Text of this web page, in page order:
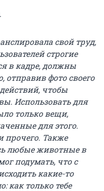
свой труд,
строгие
в кадре, должны
фото своего
чтобы
Использовать для
только вещи,
для этого.
прочего. Также
любые животные в
подумать, что с
какие-то
как только тебе